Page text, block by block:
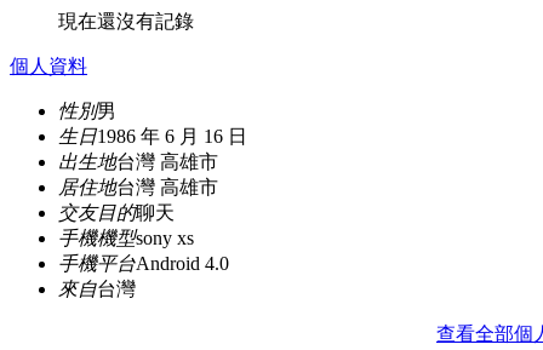
現在還沒有記錄
個人資料
性別男
生日1986 年 6 月 16 日
出生地台灣 高雄市
居住地台灣 高雄市
交友目的聊天
手機機型sony xs
手機平台Android 4.0
來自台灣
查看全部個